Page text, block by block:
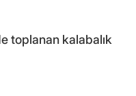
toplanan kalabalık